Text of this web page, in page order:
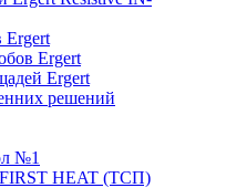
Ergert
Ergert
Ergert
решений
№1
FIRST HEAT (ТСП)